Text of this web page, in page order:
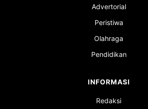
Advertorial
Peristiwa
Olahraga
Pendidikan
INFORMASI
Redaksi